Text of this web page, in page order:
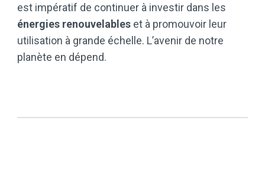
est impératif de continuer à investir dans les
énergies renouvelables et à promouvoir leur
utilisation à grande échelle. L’avenir de notre
planète en dépend.